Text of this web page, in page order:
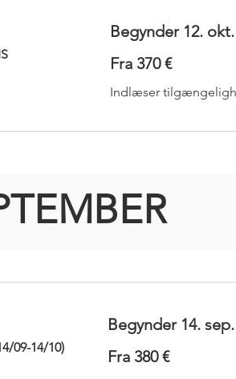
Begynder 12. okt.
370
euro
Fra 370 €
Indlæser
09-14/10)
Fra
Fra 380 €
09-14/10)
Begynder 14. sep.
380
euro
Fra 380 €